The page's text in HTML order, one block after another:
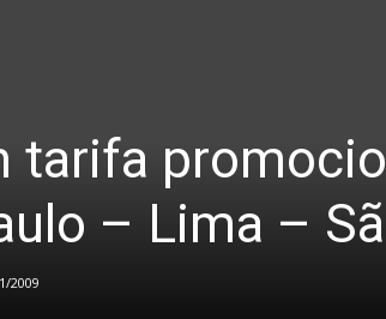
tarifa
– Lima –
2009